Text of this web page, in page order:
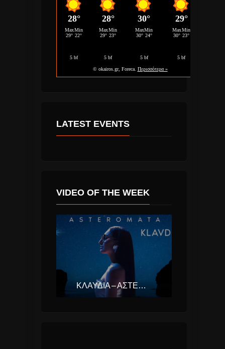
LATEST EVENTS
VIDEO OF THE WEEK
ΚΛΑΥΔΊΑ – ΑΣΤΕΡΟΜΆΤΑ (EUROVISION ΕΛΛΆΔΑ 2025)